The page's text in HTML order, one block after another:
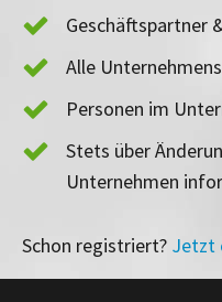
Geschäftspartner
Alle
Personen im
Stets über
Unternehmen
Schon registriert? Jetzt